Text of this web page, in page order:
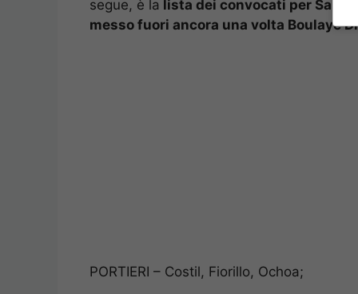
segue, è la lista dei convocati per
messo fuori ancora una volta Boulaye
PORTIERI – Costil, Fiorillo, Ochoa;